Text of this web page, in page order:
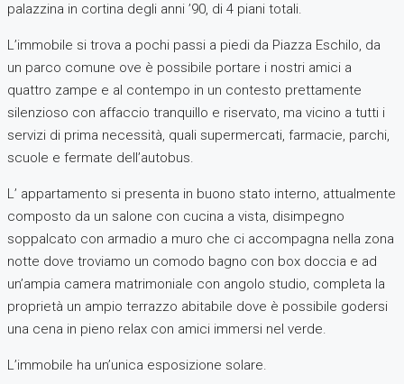
palazzina in cortina degli anni ’90, di 4 piani totali.
L’immobile si trova a pochi passi a piedi da Piazza Eschilo, da
un parco comune ove è possibile portare i nostri amici a
quattro zampe e al contempo in un contesto prettamente
silenzioso con affaccio tranquillo e riservato, ma vicino a tutti i
servizi di prima necessità, quali supermercati, farmacie, parchi,
scuole e fermate dell’autobus.
L’ appartamento si presenta in buono stato interno, attualmente
composto da un salone con cucina a vista, disimpegno
soppalcato con armadio a muro che ci accompagna nella zona
notte dove troviamo un comodo bagno con box doccia e ad
un’ampia camera matrimoniale con angolo studio, completa la
proprietà un ampio terrazzo abitabile dove è possibile godersi
una cena in pieno relax con amici immersi nel verde.
L’immobile ha un’unica esposizione solare.